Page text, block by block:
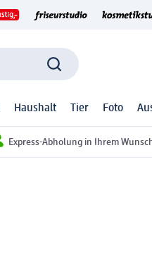
Haushalt Tier Foto
Express-Abholung in Ihrem